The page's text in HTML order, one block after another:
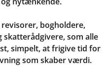
bogholdere,
som alle
simpelt, at frigive tid for
som skaber værdi.